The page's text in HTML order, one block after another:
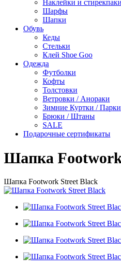
Наклейки и стирекпаки
Шарфы
Шапки
Обувь
Кеды
Стельки
Клей Shoe Goo
Одежда
Футболки
Кофты
Толстовки
Ветровки / Анораки
Зимние Куртки / Парки
Брюки / Штаны
SALE
Подарочные сертификаты
Шапка
Шапка Footwork Street Black